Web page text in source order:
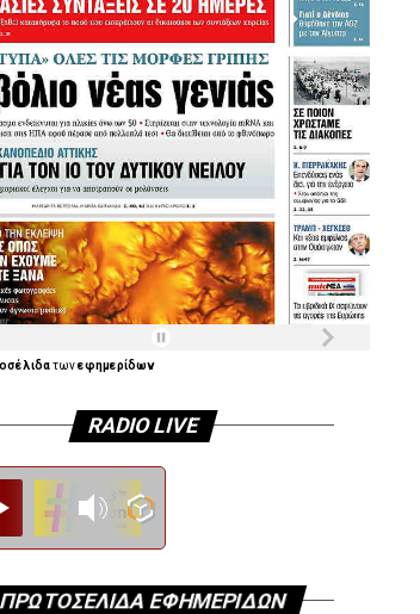
τωνεφημερίδων
RADIO LIVE
ΠΡΩΤΟΣΕΛΙΔΑ ΕΦΗΜΕΡΙΔΩΝ